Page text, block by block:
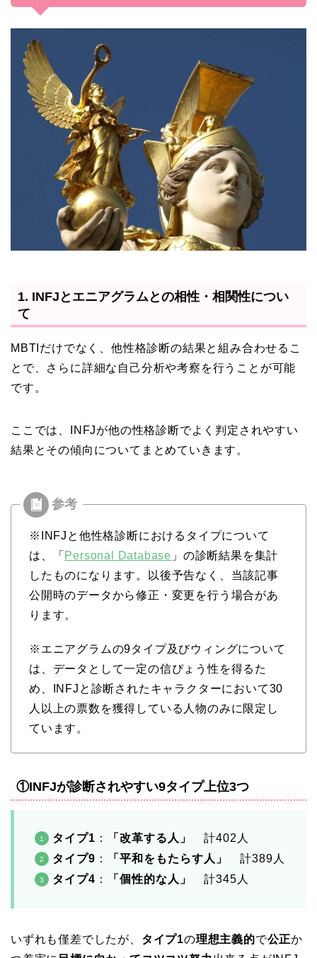
1. INFJとエニアグラムとの相性・相関性につい
て
MBTIだけでなく、他性格診断の結果と組み合わせるこ
とで、さらに詳細な自己分析や考察を行うことが可能
です。
ここでは、INFJが他の性格診断でよく判定されやすい
結果とその傾向についてまとめていきます。
※INFJと他性格診断におけるタイプについて
は、「 Personal Database 」の診断結果を集計
したものになります。以後予告なく、当該記事
公開時のデータから修正・変更を行う場合があ
ります。
※エニアグラムの9タイプ及びウィングについて
は、データとして一定の信ぴょう性を得るた
め、INFJと診断されたキャラクターにおいて30
人以上の票数を獲得している人物のみに限定し
ています。
①INFJが診断されやすい9タイプ上位3つ
タイプ1 ： 「改革する人」
計402人
タイプ9 ： 「平和をもたらす人」
計389人
タイプ4 ： 「個性的な人」 計345人
いずれも僅差でしたが、 タイプ1の理想主義的で公正か